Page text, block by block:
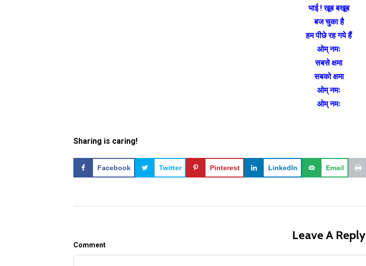
भाई ! खूब बखूब
बज चुका है
हम पीछे रह गये हैं
ओम् नमः
सबसे क्षमा
सबको क्षमा
ओम् नमः
ओम् नमः
Sharing is caring!
Facebook Twitter Pinterest LinkedIn Email
Leave A Reply
Comment